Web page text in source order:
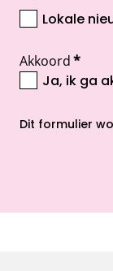
Lokale
Akkoord*
Ja, ik ga
Dit formulier